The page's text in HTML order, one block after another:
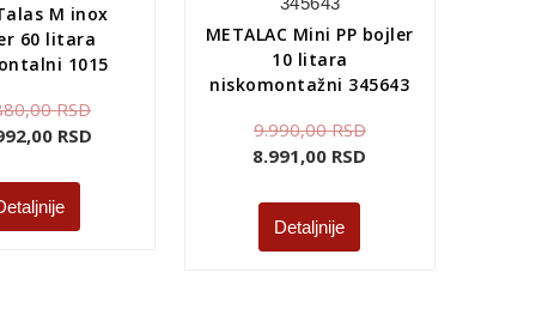
M inox
60 litara
1015
RSD
RSD
METALAC Mini PP bojler
10 litara
niskomontažni 345643
9.990,00RSD
8.991,00 RSD
Detaljnije